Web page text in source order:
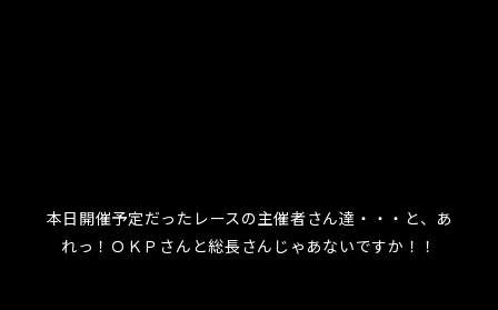
本日開催予定だったレースの主催者さん達・・・と、あ
れっ！ＯＫＰさんと総長さんじゃあないですか！！